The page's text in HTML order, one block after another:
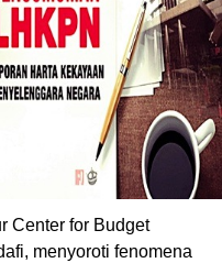
Center for Budget
menyoroti fenomena